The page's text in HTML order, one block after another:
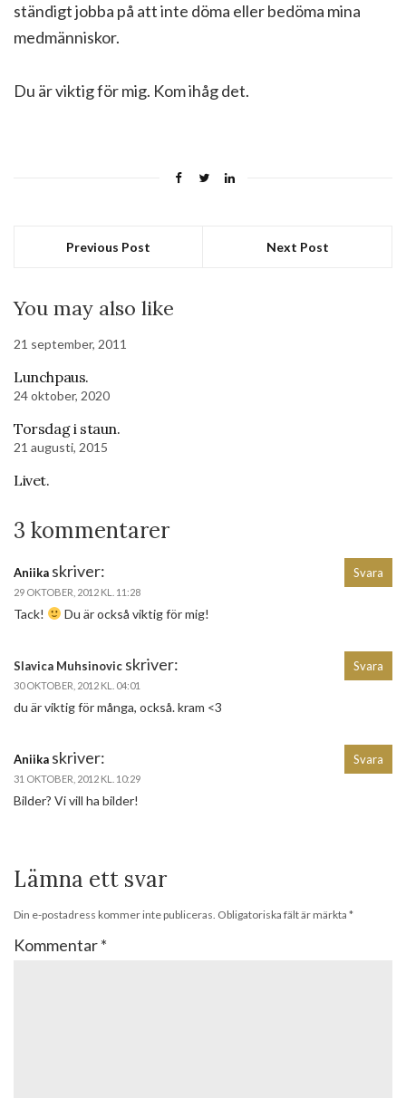
ständigt jobba på att inte döma eller bedöma mina
medmänniskor.
Du är viktig för mig. Kom ihåg det.
Previous Post Next Post
You may also like
21 september, 2011
Lunchpaus.
24 oktober, 2020
Torsdag i staun.
21 augusti, 2015
Livet.
3 kommentarer
Aniika skriver:
29 OKTOBER, 2012 KL. 11:28
Tack! Du är också viktig för mig!
Svara
Slavica Muhsinovic skriver:
30 OKTOBER, 2012 KL. 04:01
du är viktig för många, också. kram <3
Svara
Aniika skriver:
31 OKTOBER, 2012 KL. 10:29
Bilder? Vi vill ha bilder!
Svara
Lämna ett svar
Din e-postadress kommer inte publiceras. Obligatoriska fält är märkta *
Kommentar*